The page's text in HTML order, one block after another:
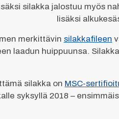
silakka jalostuu myös
lisäksi
merkittävin silakkafileen
laadun huippuunsa.
silakka on MSC-
syksyllä 2018 –